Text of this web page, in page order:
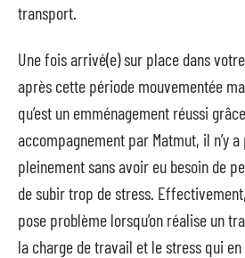
transport.
Une fois arrivé(e) sur place dans
après cette période mouvementée
qu’est un emménagement réussi
accompagnement par Matmut, il n’y
pleinement sans avoir eu besoin de
de subir trop de stress.
pose problème lorsqu’on réalise un
la charge de travail et le stress qui